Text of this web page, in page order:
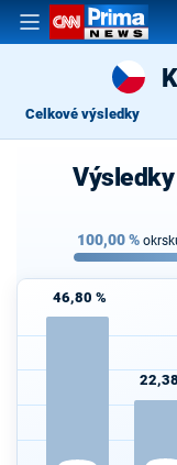
Celkové výsledky
100,00%
46,80 %